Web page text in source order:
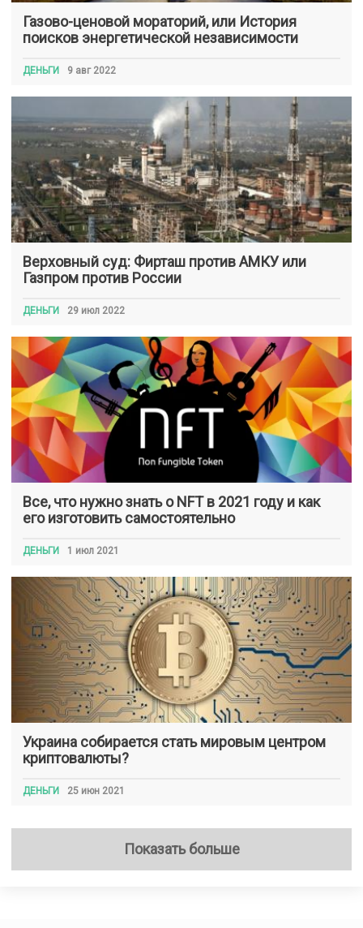
Газово-ценовой мораторий, или История
поисков энергетической независимости
ДЕНЬГИ 9 авг 2022
Верховный суд: Фирташ против АМКУ или
Газпром против России
ДЕНЬГИ 29 июл 2022
Все, что нужно знать о NFT в 2021 году и как
его изготовить самостоятельно
ДЕНЬГИ 1 июл 2021
Украина собирается стать мировым центром
криптовалюты?
ДЕНЬГИ 25 июн 2021
Показать больше